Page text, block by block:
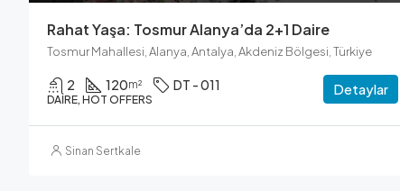
Rahat Yaşa: Tosmur Alanya’da 2+1 Daire
Tosmur Mahallesi, Alanya, Antalya, Akdeniz Bölgesi, Türkiye
2 120m² DT - 011
DAIRE, HOT OFFERS
Detaylar
Sinan Sertkale